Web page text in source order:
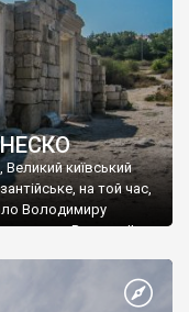
Великий київський
на той час,
Володимиру
Василю ІІ, та
християнином.
Таврійського